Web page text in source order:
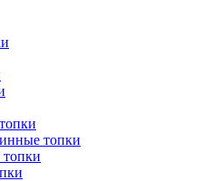
топки